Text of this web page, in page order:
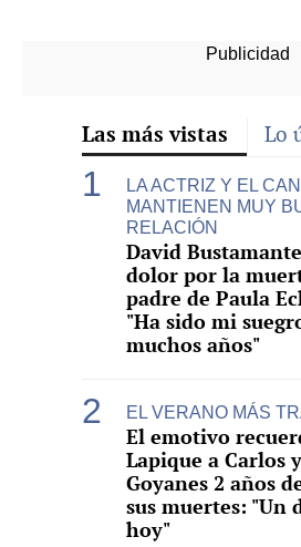
Las más vistas Lo
LA ACTRIZ Y EL
MANTIENEN MUY
RELACIÓN
David
dolor por la
padre de Paula
"Ha sido mi
muchos años"
EL VERANO MÁS
El emotivo
Lapique a Carlos
Goyanes 2 años
sus muertes: "Un
hoy"